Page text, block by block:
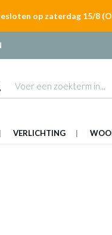
op zaterdag 15/8
VERLICHTING